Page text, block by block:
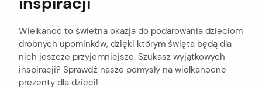
Wielkanoc to świetna okazja do podarowania dzieciom
drobnych upominków, dzięki którym święta będą dla
nich jeszcze przyjemniejsze. Szukasz wyjątkowych
inspiracji? Sprawdź nasze pomysły na wielkanocne
prezenty dla dzieci!